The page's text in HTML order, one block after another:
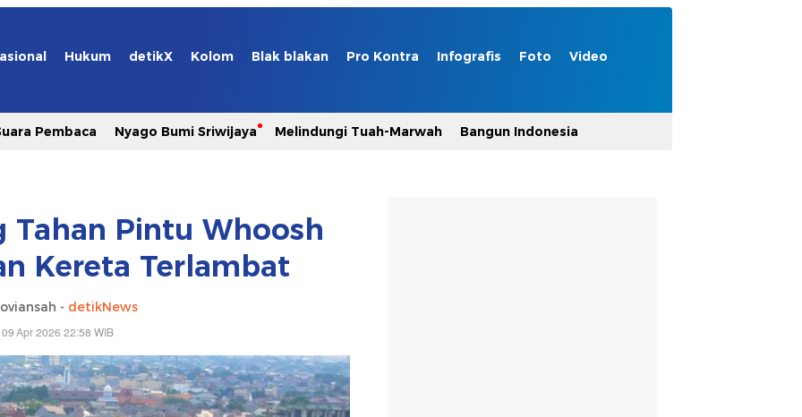
Hukum detikX Kolom Blak blakan Pro Kontra Infografis Foto Video
Pembaca Nyago Bumi Sriwijaya Melindungi Tuah-Marwah Bangun Indonesia
Tahan Pintu Whoosh
Kereta Terlambat
- detikNews
Apr 2026 22:58 WIB